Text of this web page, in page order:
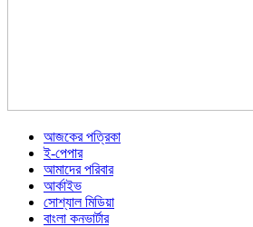
আজকের পত্রিকা
ই-পেপার
আমাদের পরিবার
আর্কাইভ
সোশ্যাল মিডিয়া
বাংলা কনভার্টার